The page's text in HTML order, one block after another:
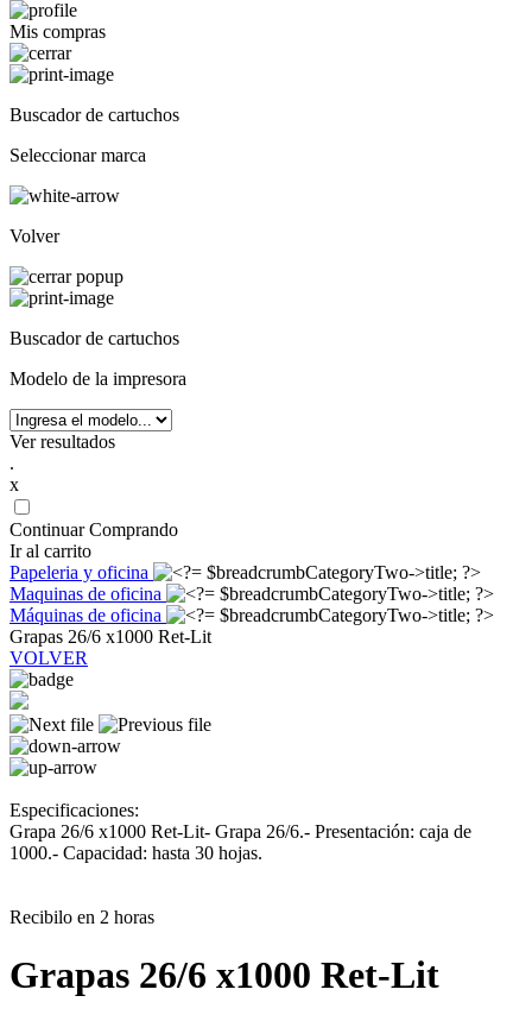
Mis compras
Buscador de cartuchos
Seleccionar marca
Volver
Buscador de cartuchos
Modelo de la impresora
Ver resultados
.
x
Continuar Comprando
Ir al carrito
Papeleria y oficina
Maquinas de oficina
Máquinas de oficina
Grapas 26/6 x1000 Ret-Lit
VOLVER
Especificaciones:
Grapa 26/6 x1000 Ret-Lit- Grapa 26/6.- Presentación: caja de
1000.- Capacidad: hasta 30 hojas.
Recibilo en 2 horas
Grapas 26/6 x1000 Ret-Lit